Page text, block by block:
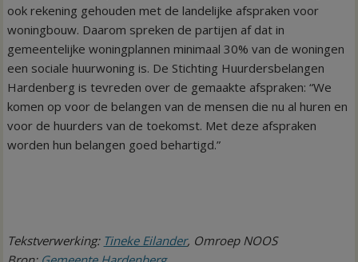
ook rekening gehouden met de landelijke afspraken voor
woningbouw. Daarom spreken de partijen af dat in
gemeentelijke woningplannen minimaal 30% van de woningen
een sociale huurwoning is. De Stichting Huurdersbelangen
Hardenberg is tevreden over de gemaakte afspraken: “We
komen op voor de belangen van de mensen die nu al huren en
voor de huurders van de toekomst. Met deze afspraken
worden hun belangen goed behartigd.”
Tekstverwerking: Tineke Eilander, Omroep NOOS